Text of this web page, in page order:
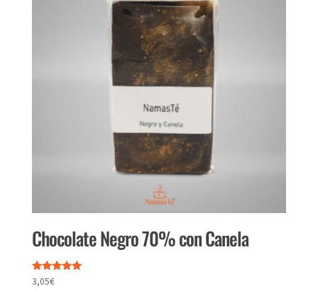
Chocolate Negro 70% con Canela
Valorado
con
3,05€